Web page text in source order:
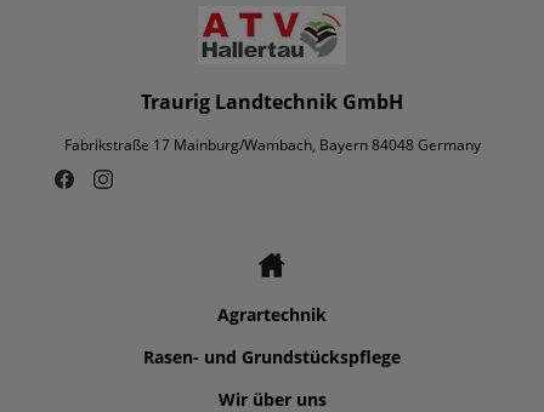
Traurig Landtechnik GmbH
Fabrikstraße 17 Mainburg/Wambach, Bayern 84048 Germany
Agrartechnik
Rasen- und Grundstückspflege
Wir über uns